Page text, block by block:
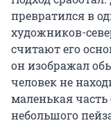
превратился в
художников-
считают его
он изображал
человек не
маленькая
небольшого